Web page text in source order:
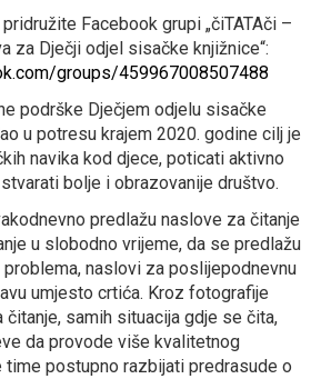
Facebook grupi „čiTATAči –
za Dječji odjel sisačke knjižnice“:
groups/459967008507488
podrške Dječjem odjelu sisačke
u potresu krajem 2020. godine cilj je
navika kod djece, poticati aktivno
bolje i obrazovanije društvo.
predlažu naslove za čitanje
u slobodno vrijeme, da se predlažu
naslovi za poslijepodnevnu
umjesto crtića. Kroz fotografije
čitanje, samih situacija gdje se čita,
da provode više kvalitetnog
time postupno razbijati predrasude o